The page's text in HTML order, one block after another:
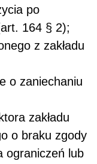
po
164 § 2);
z zakładu
o zaniechaniu
zakładu
o braku zgody
ograniczeń lub